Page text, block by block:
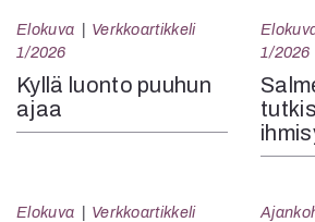
Elokuva
Verkkoartikkeli
1/2026
Kyllä luonto puuhun
ajaa
1/2026
Elokuva
Verkkoartikkeli